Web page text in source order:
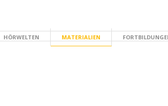
HÖRWELTEN MATERIALIEN